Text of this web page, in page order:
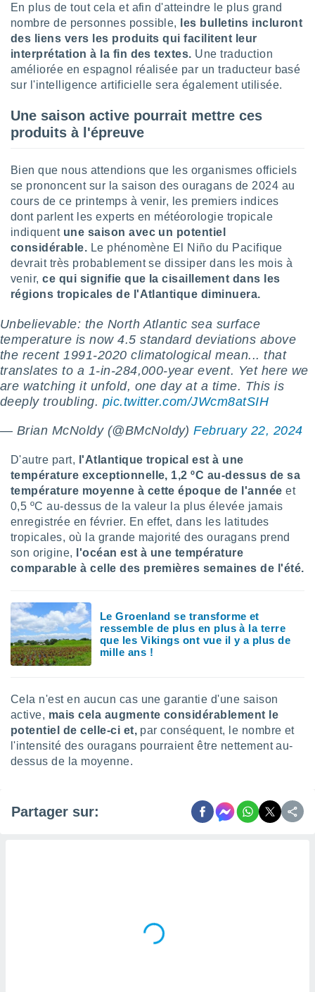
et
les
utiliser
le
par
et
des
études
et
1199
En plus de tout cela et afin d'atteindre le plus grand
nombre de personnes possible,
les bulletins incluront
des liens vers les produits qui facilitent leur
interprétation à la fin des textes. Une traduction
améliorée en espagnol réalisée par un traducteur basé
sur l'intelligence artificielle sera également utilisée.
Une saison active pourrait mettre ces
produits à l'épreuve
Bien que nous attendions que les organismes officiels
se prononcent sur la saison des ouragans de 2024 au
cours de ce printemps à venir, les premiers indices
dont parlent les experts en météorologie tropicale
indiquent une saison avec un potentiel
considérable. Le phénomène El Niño du Pacifique
devrait très probablement se dissiper dans les mois à
venir,ce qui signifie que la cisaillement dans les
régions tropicales de l'Atlantique diminuera.
Unbelievable: the North Atlantic sea surface
temperature is now 4.5 standard deviations above
the recent 1991-2020 climatological mean... that
translates to a 1-in-284,000-year event. Yet here we
are watching it unfold, one day at a time. This is
deeply troubling. pic.twitter.com/JWcm8atSIH
— Brian McNoldy (@BMcNoldy)February 22, 2024
D'autre part,
l'Atlantique tropical est à une
température exceptionnelle, 1,2 ºC au-dessus de sa
température moyenne à cette époque de l'annéeet
0,5 ºC au-dessus de la valeur la plus élevée jamais
enregistrée en février. En effet, dans les latitudes
tropicales, où la grande majorité des ouragans prend
son origine,
l'océan est à une température
comparable à celle des premières semaines de l'été.
Le Groenland se transforme et
ressemble de plus en plus à la terre
que les Vikings ont vue il y a plus de
mille ans !
Cela n'est en aucun cas une garantie d'une saison
active, mais cela augmente considérablement le
potentiel de celle-ci et, par conséquent, le nombre et
l'intensité des ouragans pourraient être nettement au-
dessus de la moyenne.
Partager sur: